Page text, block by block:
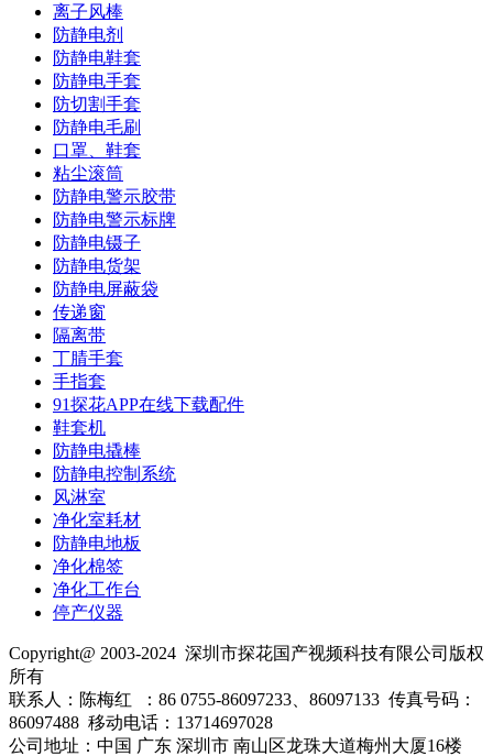
离子风棒
防静电剂
防静电鞋套
防静电手套
防切割手套
防静电毛刷
口罩、鞋套
粘尘滚筒
防静电警示胶带
防静电警示标牌
防静电镊子
防静电货架
防静电屏蔽袋
传递窗
隔离带
丁腈手套
手指套
91探花APP在线下载配件
鞋套机
防静电撬棒
防静电控制系统
风淋室
净化室耗材
防静电地板
净化棉签
净化工作台
停产仪器
Copyright@ 2003-2024 深圳市探花国产视频科技有限公司 版权
所有
联系人：陈梅红 ：86 0755-86097233、86097133 传真号码：
86097488 移动电话：13714697028
公司地址：中国 广东 深圳市 南山区龙珠大道梅州大厦16楼